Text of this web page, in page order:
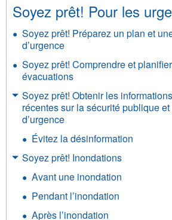
Soyez prêt! Pour les
Soyez prêt! Préparez un plan et
d’urgence
Soyez prêt! Comprendre et
évacuations
Soyez prêt! Obtenir les
récentes sur la sécurité publique
d’urgence
Évitez la désinformation
Soyez prêt! Inondations
Avant une inondation
Pendant l’inondation
Après l’inondation